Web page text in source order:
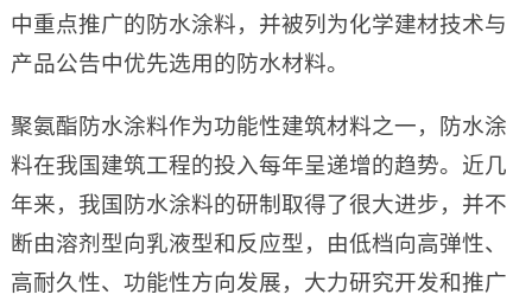
中重点推广的防水涂料，并被列为化学建材技术与
产品公告中优先选用的防水材料。
聚氨酯防水涂料作为功能性建筑材料之一，防水涂
料在我国建筑工程的投入每年呈递增的趋势。近几
年来，我国防水涂料的研制取得了很大进步，并不
断由溶剂型向乳液型和反应型，由低档向高弹性、
高耐久性、功能性方向发展，大力研究开发和推广